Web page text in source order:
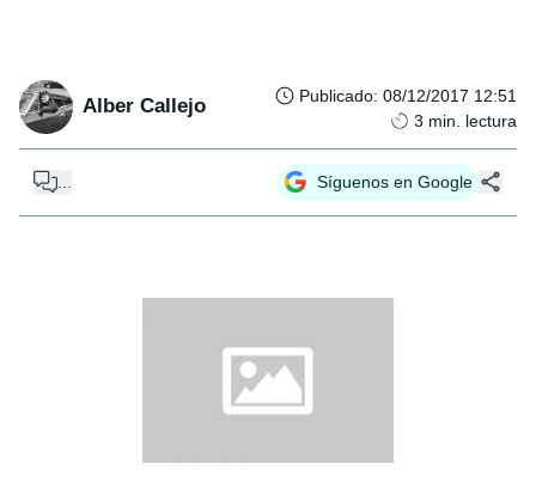
Alber Callejo Publicado: 08/12/2017 12:51
3 min. lectura
Síguenos en Google